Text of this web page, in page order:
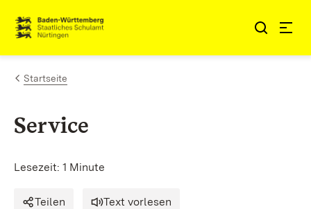
Zum Inhalt springen
Link zur Startseite
Startseite
Service
Lesezeit: 1 Minute
Teilen Text vorlesen